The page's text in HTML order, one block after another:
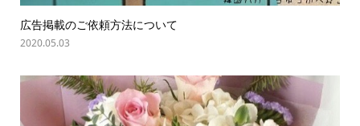
広告掲載のご依頼方法について
2020.05.03